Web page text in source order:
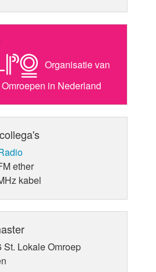
Organisatie van
in Nederland
ether
kabel
Lokale Omroep